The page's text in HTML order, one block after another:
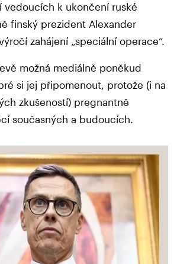
vedoucích k ukončení ruské
finský prezident Alexander
zahájení „speciální operace“.
možná mediálně poněkud
si jej připomenout, protože (i na
zkušeností) pregnantně
současných a budoucích.